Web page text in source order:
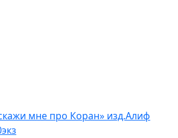
мне про Коран» изд.Алиф